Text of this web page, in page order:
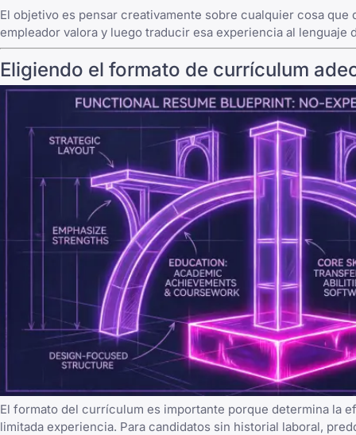
El objetivo es pensar creativamente sobre cualquier cosa que
empleador valora y luego traducir esa experiencia al lenguaje
Eligiendo el formato de currículum
El formato del currículum es importante porque determina la
limitada experiencia. Para candidatos sin historial laboral,